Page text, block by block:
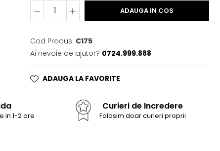
ADAUGA IN COS
Cod Produs: C175
Ai nevoie de ajutor? 0724.999.888
ADAUGA LA FAVORITE
in 1-2 ore
Curieri de Incredere
Folosim doar curieri proprii